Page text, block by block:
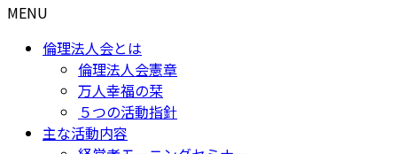
MENU
倫理法人会とは
倫理法人会憲章
万人幸福の栞
５つの活動指針
主な活動内容